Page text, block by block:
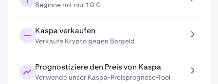
Beginne mit nur 10 €
Kaspa verkaufen
Verkaufe Krypto gegen Bargeld
Prognostiziere den Preis von Kaspa
Verwende unser Kaspa-Preisprognose-Tool